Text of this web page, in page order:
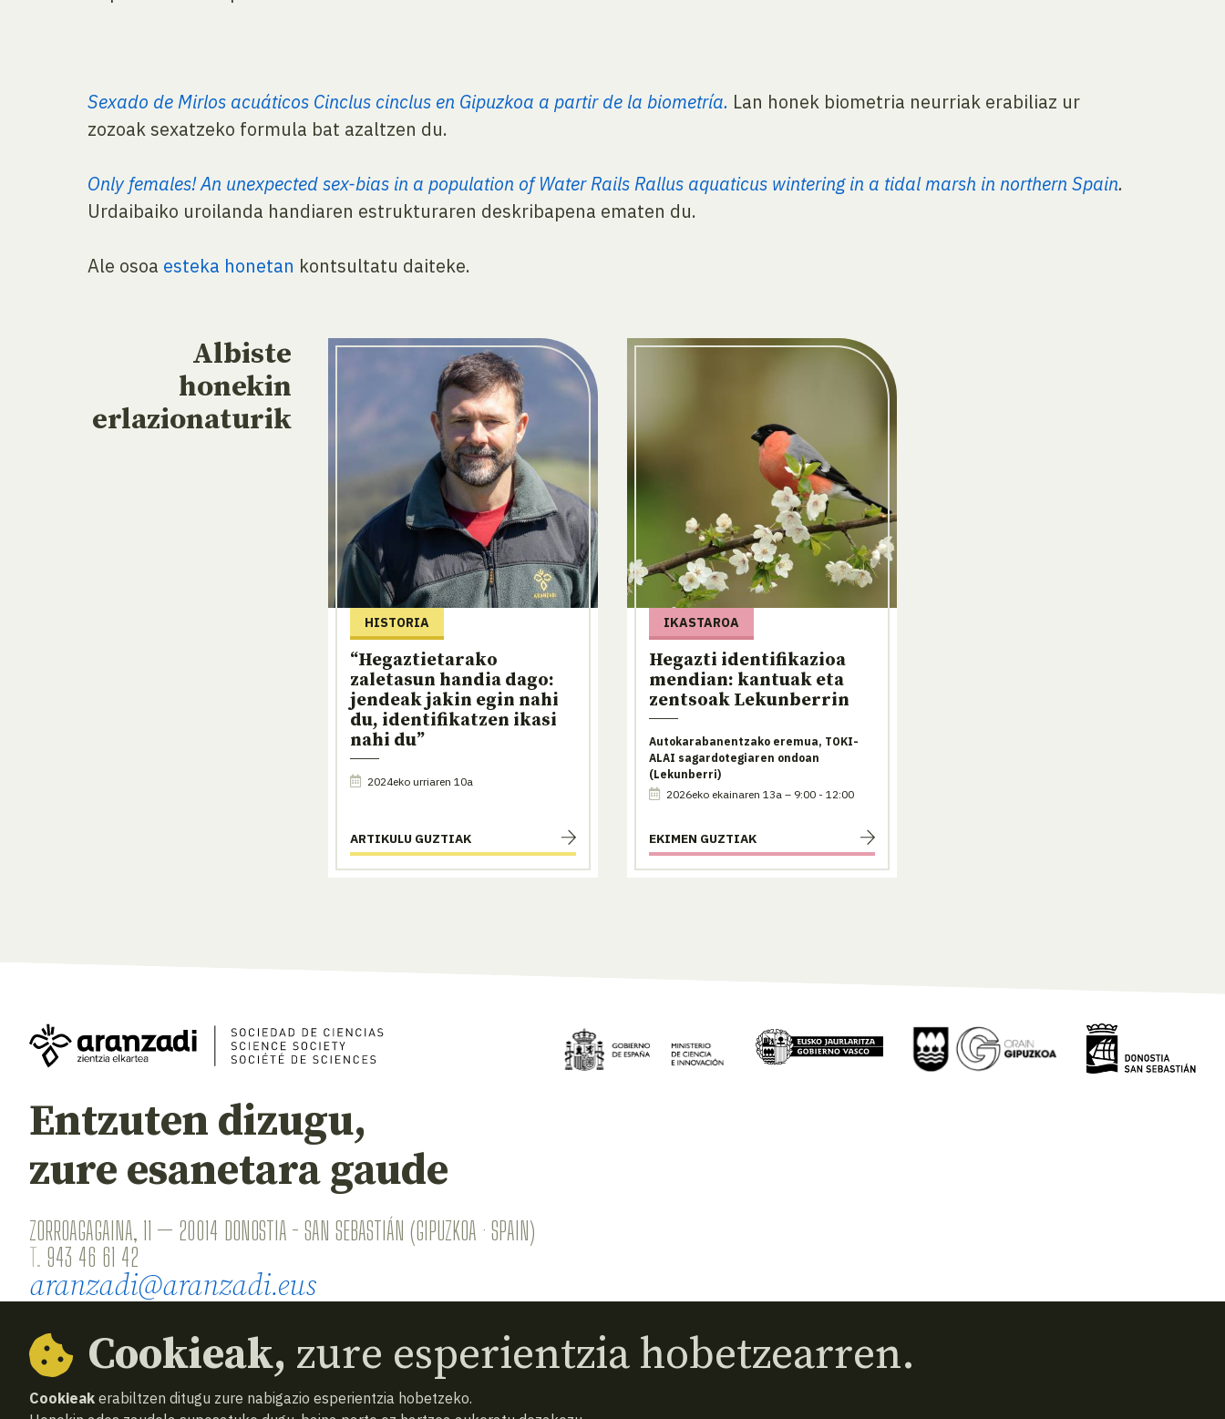
Sexado de Mirlos acuáticos Cinclus cinclus en Gipuzkoa a partir de la biometría. Lan honek biometria neurriak erabiliaz ur
zozoak sexatzeko formula bat azaltzen du.
Only females! An unexpected sex-bias in a population of Water Rails Rallus aquaticus wintering in a tidal marsh in northern Spain.
Urdaibaiko uroilanda handiaren estrukturaren deskribapena ematen du.
Ale osoa esteka honetan kontsultatu daiteke.
Albiste
honekin
erlazionaturik
HISTORIA
“Hegaztietarako
zaletasun handia dago:
jendeak jakin egin nahi
du, identifikatzen ikasi
nahi du”
2024eko urriaren 10a
ARTIKULU GUZTIAK
IKASTAROA
Hegazti identifikazioa
mendian: kantuak eta
zentsoak Lekunberrin
Autokarabanentzako eremua, TOKI-
ALAI sagardotegiaren ondoan
(Lekunberri)
2026eko ekainaren 13a – 9:00 - 12:00
EKIMEN GUZTIAK
Entzuten dizugu,
zure esanetara gaude
ZORROAGAGAINA, 11 — 20014 DONOSTIA - SAN SEBASTIÁN (GIPUZKOA · SPAIN)
T. 943 46 61 42
aranzadi@aranzadi.eus
Cookieak, zure esperientzia hobetzearren.
Cookieak erabiltzen ditugu zure nabigazio esperientzia hobetzeko.